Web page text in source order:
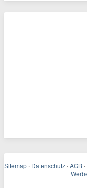
Sitemap · Datenschutz · AGB ·